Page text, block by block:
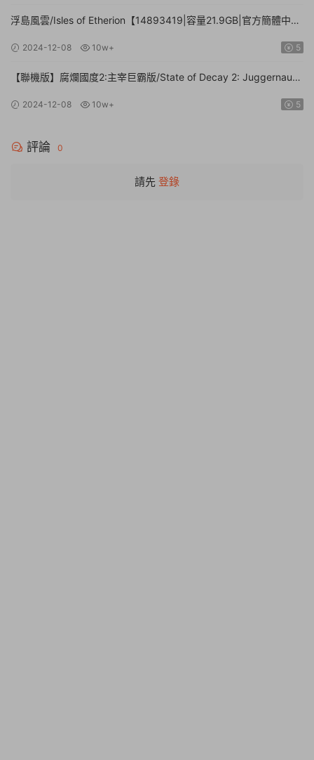
浮島風雲/Isles of Etherion【14893419|容量21.9GB|官方簡體中
2024-12-08 10w+ 5
【聯機版】腐爛國度2:主宰巨霸版/State of Decay 2: Juggernaut
2024-12-08 10w+ 5
評論 0
請先 登錄